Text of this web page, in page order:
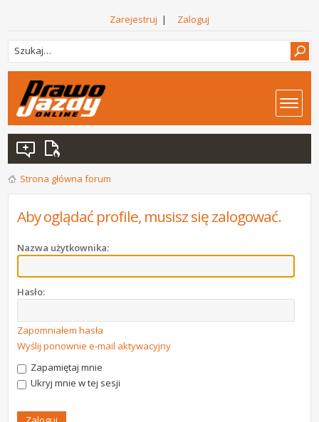
Zarejestruj | Zaloguj
Strona główna forum
Aby oglądać profile, musisz się zalogować.
Nazwa użytkownika:
Hasło:
Zapomniałem hasła
Wyślij ponownie e-mail aktywacyjny
Zapamiętaj mnie
Ukryj mnie w tej sesji